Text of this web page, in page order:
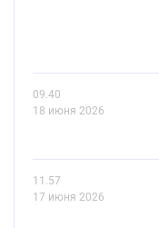
09.40
18 июня 2026
11.57
17 июня 2026